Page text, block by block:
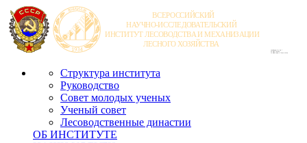
Структура института
Руководство
Совет молодых ученых
Ученый совет
Лесоводственные династии
ОБ ИНСТИТУТЕ